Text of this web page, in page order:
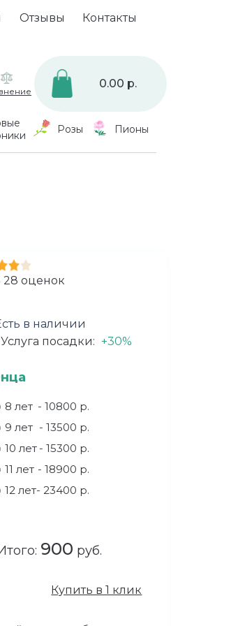
Отзывы Контакты
0.00 р.
Розы Пионы
28 оценок
в наличии
Услуга посадки: +30%
8 лет - 10800 р.
9 лет - 13500 р.
10 лет - 15300 р.
11 лет - 18900 р.
12 лет- 23400 р.
900 руб.
Купить в 1 клик